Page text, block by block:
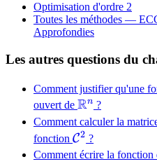
Optimisation d'ordre 2
Toutes les méthodes —
Approfondies
Les autres questions du
Comment justifier qu'une
ouvert de Rn ?
Comment calculer la
fonction \mathcal{C}^2
C2 ?
Comment écrire la fonction